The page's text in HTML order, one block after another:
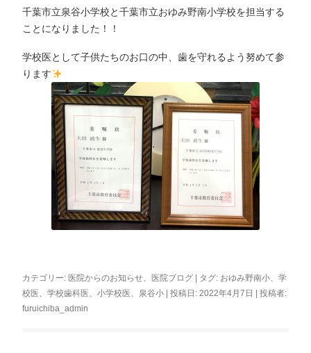
千葉市立泉谷小学校と千葉市立おゆみ野南小学校を担当する
ことになりました！！
学校医として子供たちのお口の中、歯を守れるよう努めて参
ります
カテゴリー: 医院からのお知らせ、 医院ブログ | タグ: おゆみ野南小、学
校医、学校歯科医、小学校医、 泉谷小 | 投稿日:2022年4月7日 |投稿者:
furuichiba_admin